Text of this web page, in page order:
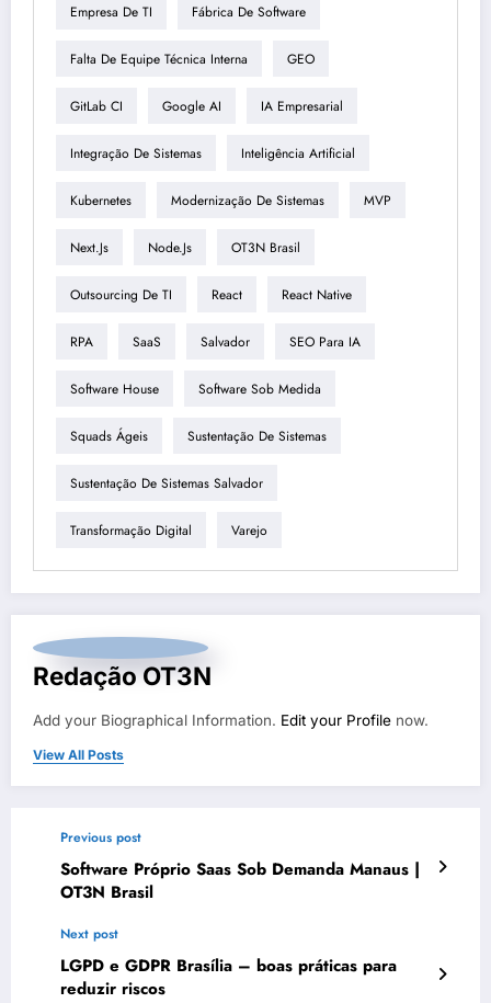
Empresa De TI Fábrica De Software
Falta De Equipe Técnica Interna GEO
GitLab CI Google AI IA Empresarial
Integração De Sistemas Inteligência Artificial
Kubernetes Modernização De Sistemas MVP
Next.js Node.js OT3N Brasil
Outsourcing De TI React React Native
RPA SaaS Salvador SEO Para IA
Software House Software Sob Medida
Squads Ágeis Sustentação De Sistemas
Sustentação De Sistemas Salvador
Transformação Digital Varejo
Redação OT3N
Add your Biographical Information. Edit your Profile now.
View All Posts
Previous post
Software Próprio Saas Sob Demanda Manaus |
OT3N Brasil
Next post
LGPD e GDPR Brasília – boas práticas para
reduzir riscos